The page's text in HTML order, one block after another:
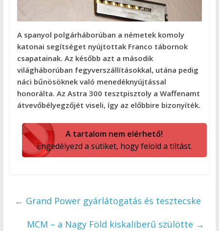
A spanyol polgárháborúban a németek komoly
katonai segítséget nyújtottak Franco tábornok
csapatainak. Az később azt a második
világháborúban fegyverszállításokkal, utána pedig
náci bűnösöknek való menedéknyújtással
honorálta. Az Astra 300 tesztpisztoly a Waffenamt
átvevőbélyegzőjét viseli, így az előbbire bizonyíték.
A tartalom nem elérhető!
Engedélyezd a sütiket, hogy felold a tiltást.
← Grand Power gyárlátogatás és tesztecske
MCM – a Nagy Föld kiskaliberű szülötte →